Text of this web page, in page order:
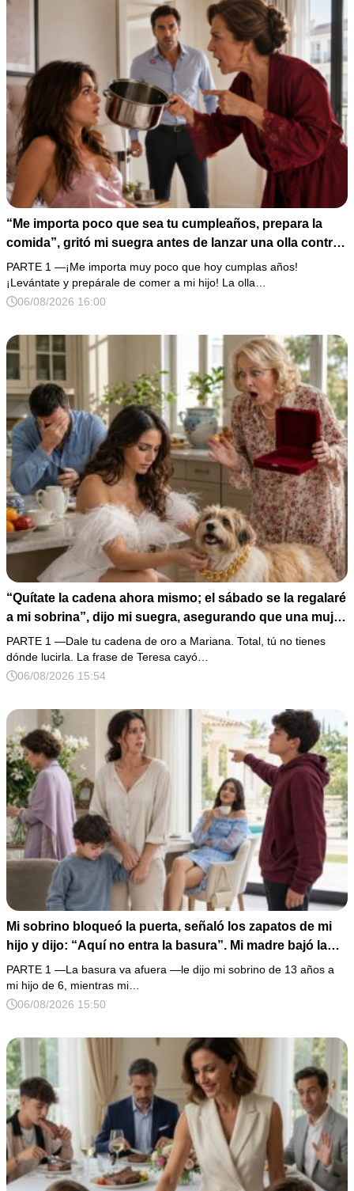
“Me importa poco que sea tu cumpleaños, prepara la
comida”, gritó mi suegra antes de lanzar una olla contra
mi cama. Mi esposo regresó horas después oliendo al
perfume de su amante, seguro de que yo lo perdonaría.
Pero yo ya tenía 3 copias de los estados de cuenta y una
PARTE 1 —¡Me importa muy poco que hoy cumplas años!
¡Levántate y prepárale de comer a mi hijo! La olla…
06/08/2026 16:00
“Quítate la cadena ahora mismo; el sábado se la regalaré
a mi sobrina”, dijo mi suegra, asegurando que una mujer
con las manos marcadas por espinas no merecía 50
gramos de oro. Mi esposo guardó silencio, así que
obedecí con calma y le pedí que preparara la fiesta. Ella
completo que había intentado ocultar.
PARTE 1 —Dale tu cadena de oro a Mariana. Total, tú no tienes
dónde lucirla. La frase de Teresa cayó…
06/08/2026 15:54
Mi sobrino bloqueó la puerta, señaló los zapatos de mi
hijo y dijo: “Aquí no entra la basura”. Mi madre bajó la
mirada y mi hermana siguió tomando café como si nada.
Yo asentí, abracé a mi niño y me fui sin reclamar. Pero al
cancelar el depósito mensual descubrí que llevaba años
de humillarlo.
PARTE 1 —La basura va afuera —le dijo mi sobrino de 13 años a
mi hijo de 6, mientras mi…
06/08/2026 15:50